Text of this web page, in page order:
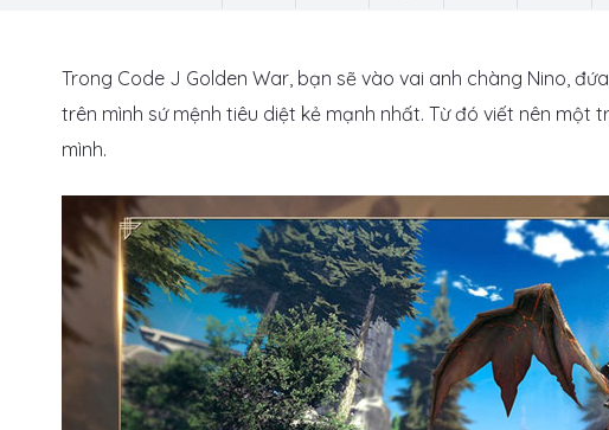
Trong Code J Golden War, bạn sẽ vào vai anh chàng Nino,
trên mình sứ mệnh tiêu diệt kẻ mạnh nhất. Từ đó viết nên
mình.